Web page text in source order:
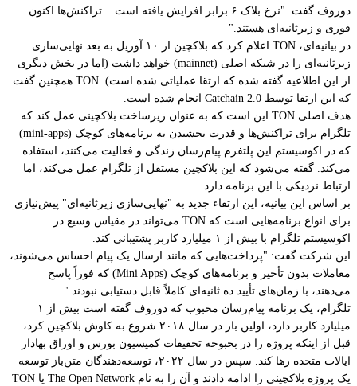
دوروف گفت. "نرخ بلاک ۶ برابر افزایش یافته است...
تراکنش‌ها اکنون
فوری و زیرثانیه‌ای هستند."
در بیانیه‌ای، TON اعلام کرد که بلاکچین از ۱۰ آوریل به بعد نهایی‌سازی
زیرثانیه‌ای را در شبکه اصلی (mainnet) خواهد داشت (اما در بخش دیگری
از این اطلاعیه گفته شده که ارتقا عملیاتی شده است). TON همچنین گفت
که این ارتقا توسط Catchain 2.0 انجام شده است.
هدف اصلی TON این است که به عنوان زیرساخت بلاکچینی عمل کند که
تلگرام برای تراکنش‌ها و قدرت بخشیدن به برنامه‌های کوچک (mini-apps)
که در اکوسیستم این پلتفرم پیام‌رسان زندگی و فعالیت می‌کنند، استفاده
می‌کند. گفته می‌شود که این بلاکچین مستقل از تلگرام عمل می‌کند، اما
ارتباط نزدیکی با این برنامه دارد.
بر اساس این بیانیه، این ارتقاء جدید به "نهایی‌سازی زیرثانیه‌ای" پیش‌نیازی
برای انواع برنامه‌هایی است که TON می‌تواند در مقیاس وسیع در
اکوسیستم تلگرام با بیش از ۱ میلیارد کاربر پشتیبانی کند.
این شرکت گفت: "پرداخت‌هایی که مانند ارسال یک پیام احساس می‌شوند،
معاملات بدون تأخیر و برنامه‌های کوچک (Mini Apps) که فوراً پاسخ
می‌دهند، با زمان‌های تأیید ده ثانیه‌ای کاملاً قابل دستیابی نبودند."
تلگرام، یک برنامه پیام‌رسان محبوب که دوروف گفته است بیش از ۱
میلیارد کاربر دارد، اولین بار در سال ۲۰۱۸ شروع به کاوش بلاکچین کرد،
قبل از اینکه پروژه را در بحبوحه تحقیقات کمیسیون بورس و اوراق بهادار
ایالات متحده رها کند. سپس در سال ۲۰۲۲، توسعه‌دهندگان متن‌باز توسعه
یک پروژه بلاکچینی را ادامه دادند و آن را به نام The Open Network یا TON